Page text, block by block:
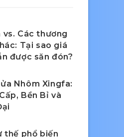
vs. Các thương
Tại sao giá
được săn đón?
Nhôm Xingfa:
Bền Bỉ và
thế phổ biến